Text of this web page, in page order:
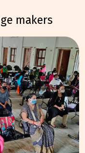
makers